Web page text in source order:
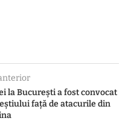
la București a fost convocat
față de atacurile din